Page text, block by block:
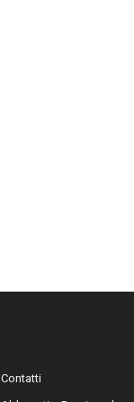
Contatti